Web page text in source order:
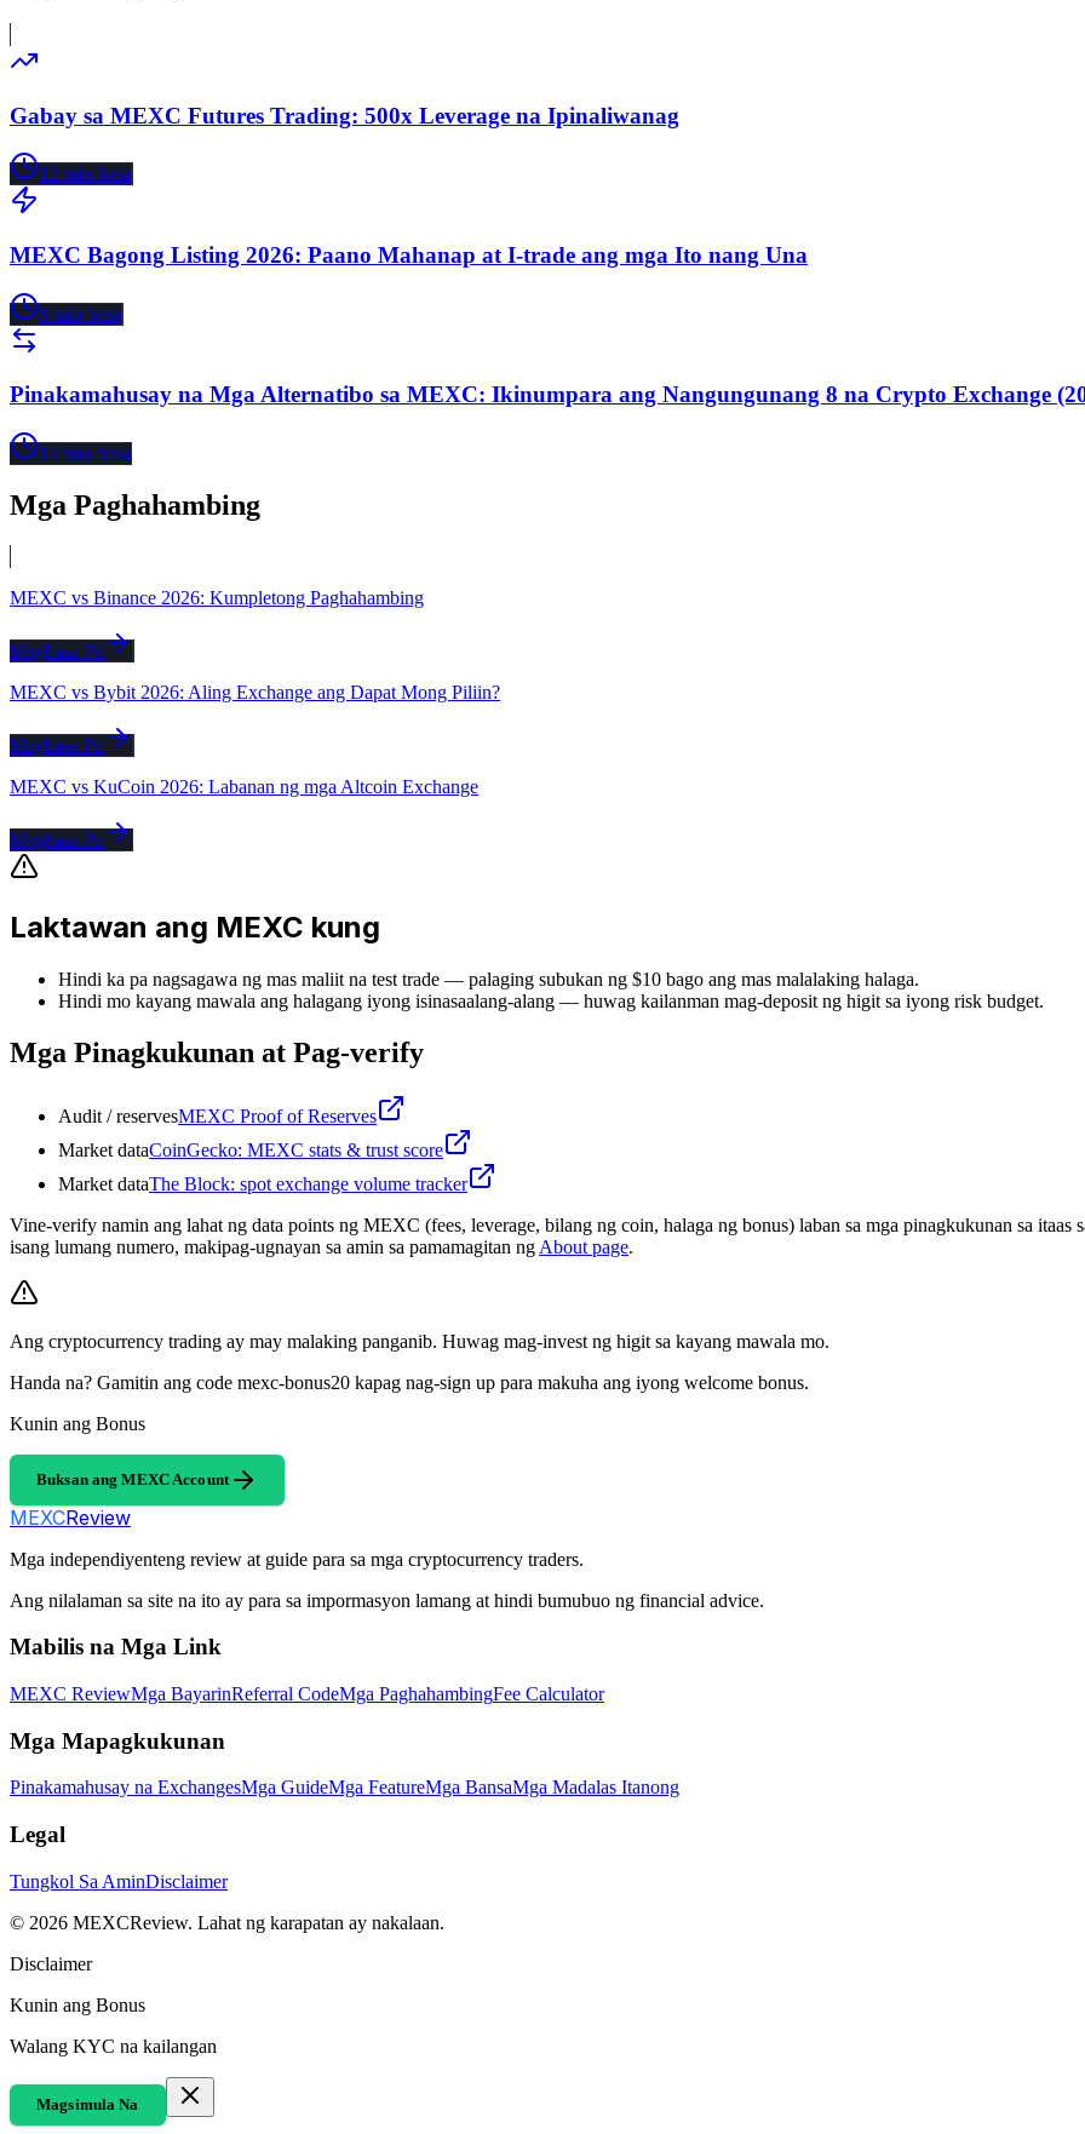
Gabay sa MEXC Futures Trading: 500x Leverage na Ipinaliwanag
12 min basa
MEXC Bagong Listing 2026: Paano Mahanap at I-trade ang mga Ito nang Una
8 min basa
Pinakamahusay na Mga Alternatibo sa MEXC: Ikinumpara ang Nangungunang 8 na Crypto Exchange
15 min basa
Mga Paghahambing
MEXC vs Binance 2026: Kumpletong Paghahambing
Magbasa Pa
MEXC vs Bybit 2026: Aling Exchange ang Dapat Mong Piliin?
Magbasa Pa
MEXC vs KuCoin 2026: Labanan ng mga Altcoin Exchange
Magbasa Pa
Laktawan ang MEXC kung
Hindi ka pa nagsagawa ng mas maliit na test trade — palaging subukan ng $10 bago ang mas malalaking halaga.
Hindi mo kayang mawala ang halagang iyong isinasaalang-alang — huwag kailanman mag-deposit ng higit sa iyong risk budget.
Mga Pinagkukunan at Pag-verify
Audit / reservesMEXC Proof of Reserves
Market dataCoinGecko: MEXC stats & trust score
Market dataThe Block: spot exchange volume tracker
Vine-verify namin ang lahat ng data points ng MEXC (fees, leverage, bilang ng coin, halaga ng bonus) laban sa mga pinagkukunan sa
isang lumang numero, makipag-ugnayan sa amin sa pamamagitan ng About page.
Ang cryptocurrency trading ay may malaking panganib. Huwag mag-invest ng higit sa kayang mawala mo.
Handa na? Gamitin ang code mexc-bonus20 kapag nag-sign up para makuha ang iyong welcome bonus.
Kunin ang Bonus
Buksan ang MEXC Account
MEXCReview
Mga independiyenteng review at guide para sa mga cryptocurrency traders.
Ang nilalaman sa site na ito ay para sa impormasyon lamang at hindi bumubuo ng financial advice.
Mabilis na Mga Link
MEXC ReviewMga BayarinReferral CodeMga PaghahambingFee Calculator
Mga Mapagkukunan
Pinakamahusay na ExchangesMga GuideMga FeatureMga BansaMga Madalas Itanong
Legal
Tungkol Sa AminDisclaimer
© 2026 MEXCReview. Lahat ng karapatan ay nakalaan.
Disclaimer
Kunin ang Bonus
Walang KYC na kailangan
Magsimula Na